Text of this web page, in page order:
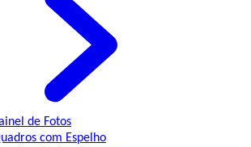
de Fotos
com Espelho